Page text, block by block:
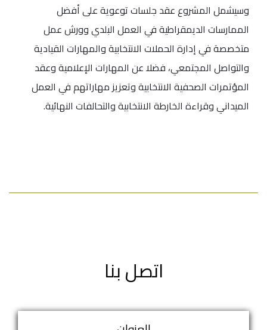
وسيشمل المشروع عقد جلسات توعوية على أفضل
الممارسات الديمقراطية في العمل البلدي وورش عمل
متخصصة في إدارة الحملات الانتخابية والمهارات القيادية
والتواصل المجتمعي، فضلا عن المهارات الإعلامية وعقد
المؤتمرات الصحفية الانتخابية وتعزيز مهاراتهم في العمل
الميداني وقراءة الخارطة الانتخابية والتحالفات النهائية.
اتصل بنا